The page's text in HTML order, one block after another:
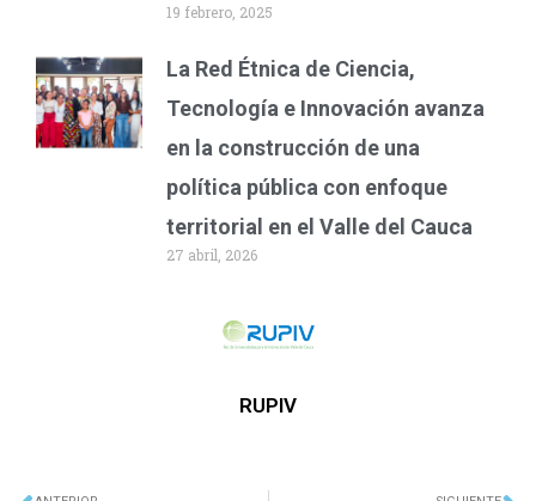
RUPIV
19 febrero, 2025
La Red Étnica de Ciencia,
Tecnología e Innovación avanza
en la construcción de una
política pública con enfoque
territorial en el Valle del Cauca
27 abril, 2026